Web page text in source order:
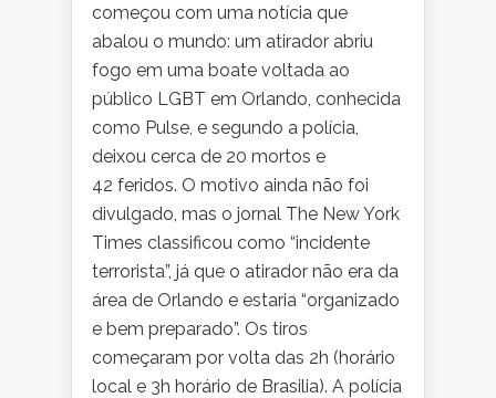
começou com uma notícia que
abalou o mundo: um atirador abriu
fogo em uma boate voltada ao
público LGBT em Orlando, conhecida
como Pulse, e segundo a polícia,
deixou cerca de 20 mortos e
42 feridos. O motivo ainda não foi
divulgado, mas o jornal The New York
Times classificou como “incidente
terrorista”, já que o atirador não era da
área de Orlando e estaria “organizado
e bem preparado”. Os tiros
começaram por volta das 2h (horário
local e 3h horário de Brasilia). A polícia